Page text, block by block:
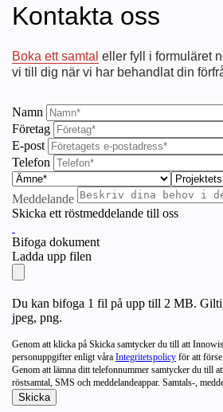
Kontakta oss
Boka ett samtal eller fyll i formuläret
vi till dig när vi har behandlat din
Namn
Företag
E-post
Telefon
Meddelande
Skicka ett röstmeddelande till oss
Bifoga dokument
Ladda upp filen
Du kan bifoga 1 fil på upp till 2 MB.
jpeg, png.
Genom att klicka på Skicka samtycker du till att
personuppgifter enligt våra Integritetspolicy för att
Genom att lämna ditt telefonnummer samtycker du till
röstsamtal, SMS och meddelandeappar. Samtals-,